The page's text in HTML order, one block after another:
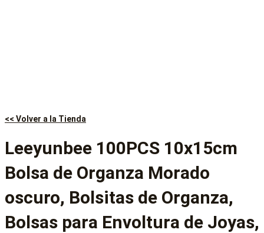
<< Volver a la Tienda
Leeyunbee 100PCS 10x15cm
Bolsa de Organza Morado
oscuro, Bolsitas de Organza,
Bolsas para Envoltura de Joyas,